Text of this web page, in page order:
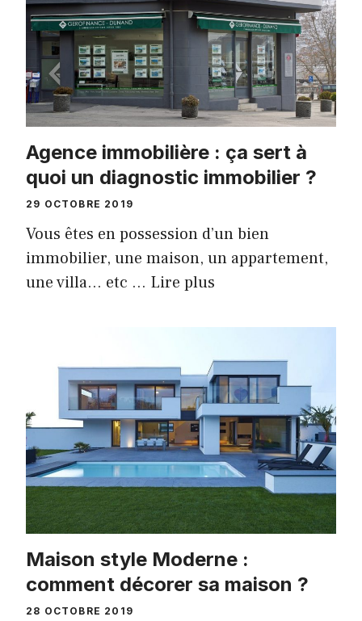
Agence immobilière : ça sert à
quoi un diagnostic immobilier ?
29 OCTOBRE 2019
Vous êtes en possession d’un bien
immobilier, une maison, un appartement,
une villa… etc … Lire plus
Maison style Moderne :
comment décorer sa maison ?
28 OCTOBRE 2019